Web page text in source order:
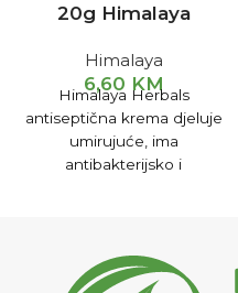
20g Himalaya
Himalaya
6,60 KM
Himalaya Herbals
antiseptična krema djeluje
umirujuće, ima
antibakterijsko i
osipa, čireva i gljivičnih
oboljenja kože. Upotreba: